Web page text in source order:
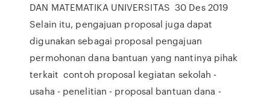
DAN MATEMATIKA UNIVERSITAS 30 Des 2019
Selain itu, pengajuan proposal juga dapat
digunakan sebagai proposal pengajuan
permohonan dana bantuan yang nantinya pihak
terkait contoh proposal kegiatan sekolah -
usaha - penelitian - proposal bantuan dana -